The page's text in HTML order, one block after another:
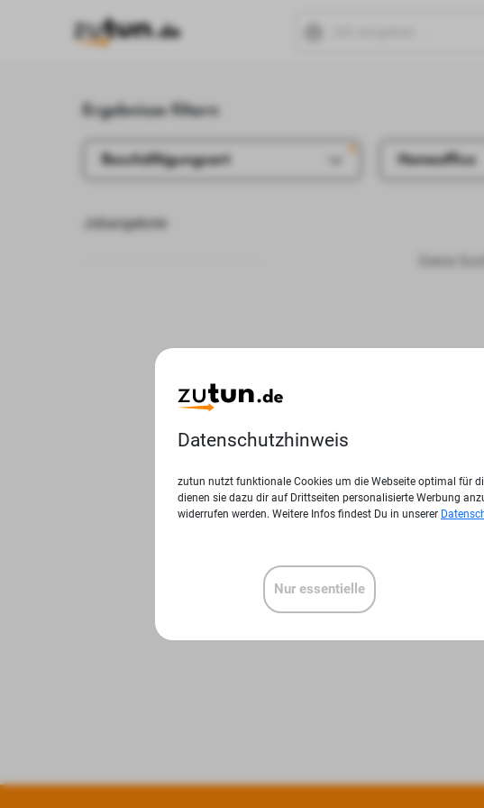
Ergebnisse filtern
Beschäftigungsart Homeoffice
Jobangebote
Deine
Datenschutzhinweis
zutun nutzt funktionale Cookies um die Webseite optimal für
dienen sie dazu dir auf Drittseiten personalisierte Werbung
widerrufen werden. Weitere Infos findest Du in unserer
Nur essentielle